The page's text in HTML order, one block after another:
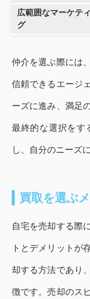
広範囲なマーケテ
グ
仲介を選ぶ際には
信頼できるエージ
ーズに進み、満足
最終的な選択をす
し、自分のニーズ
買取を選ぶ
自宅を売却する際
トとデメリットが
却する方法であり
徴です。売却のス